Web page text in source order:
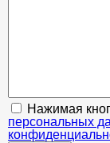
Нажимая
персональных